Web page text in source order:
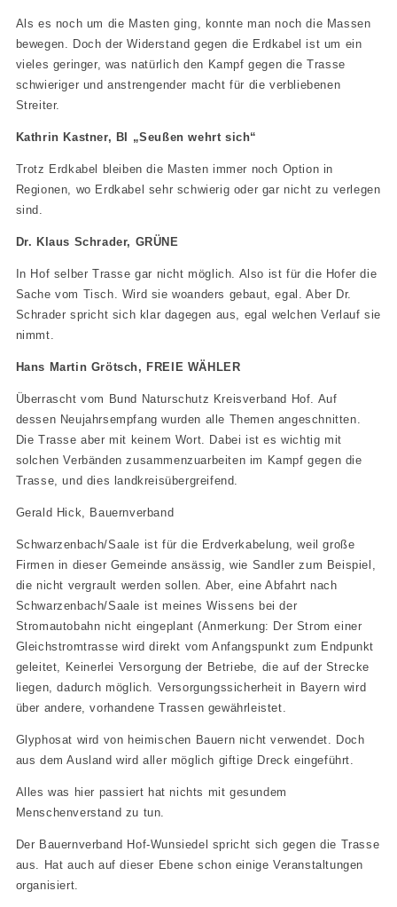
Als es noch um die Masten ging, konnte man noch die Massen
bewegen. Doch der Widerstand gegen die Erdkabel ist um ein
vieles geringer, was natürlich den Kampf gegen die Trasse
schwieriger und anstrengender macht für die verbliebenen
Streiter.
Kathrin Kastner, BI „Seußen wehrt sich“
Trotz Erdkabel bleiben die Masten immer noch Option in
Regionen, wo Erdkabel sehr schwierig oder gar nicht zu verlegen
sind.
Dr. Klaus Schrader, GRÜNE
In Hof selber Trasse gar nicht möglich. Also ist für die Hofer die
Sache vom Tisch. Wird sie woanders gebaut, egal. Aber Dr.
Schrader spricht sich klar dagegen aus, egal welchen Verlauf sie
nimmt.
Hans Martin Grötsch, FREIE WÄHLER
Überrascht vom Bund Naturschutz Kreisverband Hof. Auf
dessen Neujahrsempfang wurden alle Themen angeschnitten.
Die Trasse aber mit keinem Wort. Dabei ist es wichtig mit
solchen Verbänden zusammenzuarbeiten im Kampf gegen die
Trasse, und dies landkreisübergreifend.
Gerald Hick, Bauernverband
Schwarzenbach/Saale ist für die Erdverkabelung, weil große
Firmen in dieser Gemeinde ansässig, wie Sandler zum Beispiel,
die nicht vergrault werden sollen. Aber, eine Abfahrt nach
Schwarzenbach/Saale ist meines Wissens bei der
Stromautobahn nicht eingeplant (Anmerkung: Der Strom einer
Gleichstromtrasse wird direkt vom Anfangspunkt zum Endpunkt
geleitet, Keinerlei Versorgung der Betriebe, die auf der Strecke
liegen, dadurch möglich. Versorgungssicherheit in Bayern wird
über andere, vorhandene Trassen gewährleistet.
Glyphosat wird von heimischen Bauern nicht verwendet. Doch
aus dem Ausland wird aller möglich giftige Dreck eingeführt.
Alles was hier passiert hat nichts mit gesundem
Menschenverstand zu tun.
Der Bauernverband Hof-Wunsiedel spricht sich gegen die Trasse
aus. Hat auch auf dieser Ebene schon einige Veranstaltungen
organisiert.